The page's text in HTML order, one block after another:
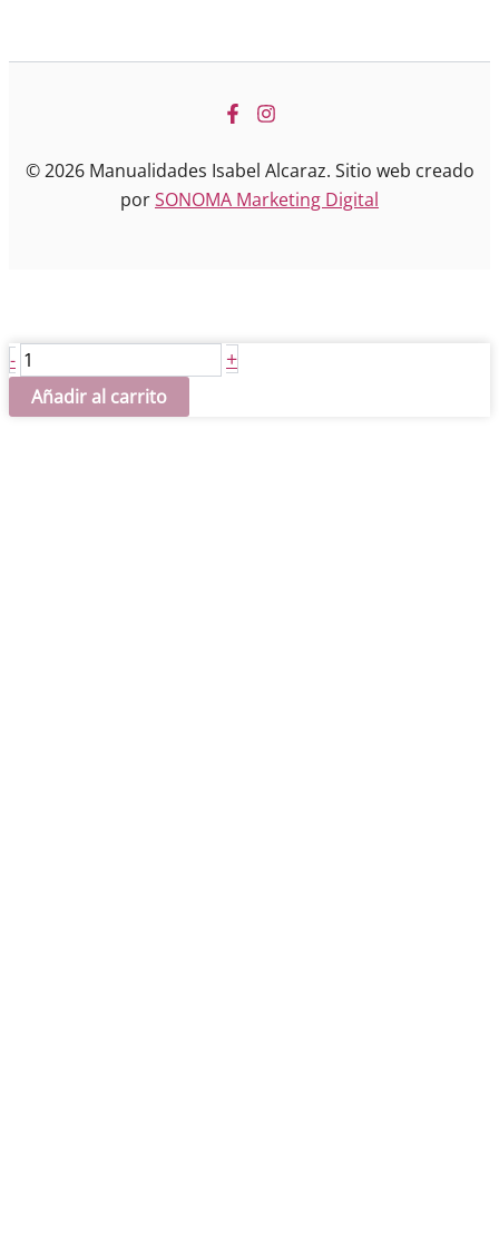
© 2026 Manualidades Isabel Alcaraz. Sitio web creado
porSONOMA Marketing Digital
- Escorzo
chica
cantidad
+
Añadir al carrito